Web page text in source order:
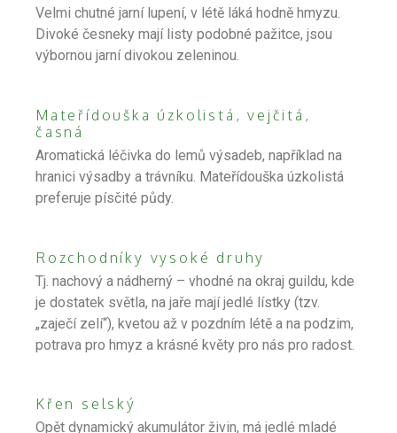
Velmi chutné jarní lupení, v létě láká hodně hmyzu.
Divoké česneky mají listy podobné pažitce, jsou
výbornou jarní divokou zeleninou.
Mateřídouška úzkolistá, vejčitá,
časná
Aromatická léčivka do lemů výsadeb, například na
hranici výsadby a trávníku. Mateřídouška úzkolistá
preferuje písčité půdy.
Rozchodníky vysoké druhy
Tj. nachový a nádherný – vhodné na okraj guildu, kde
je dostatek světla, na jaře mají jedlé lístky (tzv.
„zaječí zelí“), kvetou až v pozdním létě a na podzim,
potrava pro hmyz a krásné květy pro nás pro radost.
Křen selský
Opět dynamický akumulátor živin, má jedlé mladé